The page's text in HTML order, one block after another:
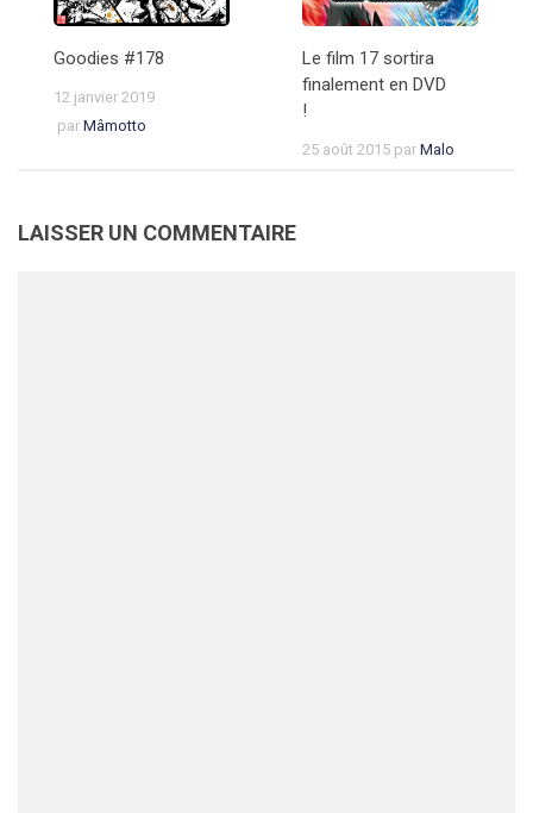
Goodies #178
12 janvier 2019
par Mâmotto
Le film 17 sortira
finalement en DVD
!
25 août 2015 par Malo
LAISSER UN COMMENTAIRE